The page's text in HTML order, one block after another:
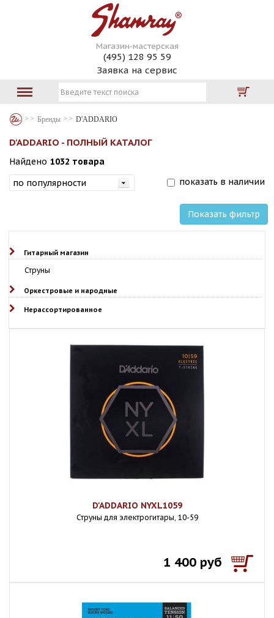
Магазин-мастерская
(495) 128 95 59
Заявка на сервис
Бренды D'ADDARIO
D'ADDARIO - ПОЛНЫЙ КАТАЛОГ
Найдено 1032 товара
показать в наличии
Показать фильтр
Гитарный магазин
Струны
Оркестровые и народные
Нерассортированное
D'ADDARIO NYXL1059
Струны для электрогитары, 10-59
1 400 руб